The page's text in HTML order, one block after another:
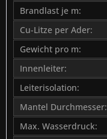
Brandlast je m:
Cu-Litze per Ader:
Gewicht pro m:
Innenleiter:
Leiterisolation:
Mantel Durchmesser:
Max. Wasserdruck: